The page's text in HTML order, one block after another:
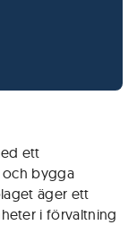
ett
och bygga
äger ett
i förvaltning